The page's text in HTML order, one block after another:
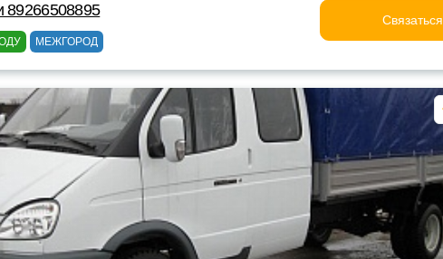
89266508895
МЕЖГОРОД
Связаться